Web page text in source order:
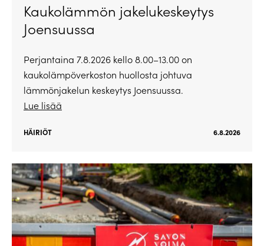
Kaukolämmön jakelukeskeytys
Joensuussa
Perjantaina 7.8.2026 kello 8.00–13.00 on
kaukolämpöverkoston huollosta johtuva
lämmönjakelun keskeytys Joensuussa.
Lue lisää
HÄIRIÖT 6.8.2026